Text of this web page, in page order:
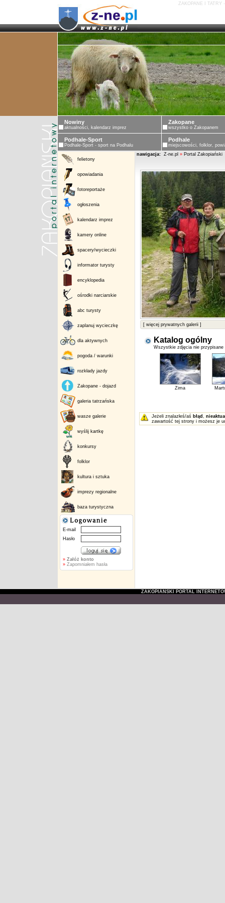
ZAKOPANE I TATRY
Nowiny
aktualności, kalendarz imprez
Zakopane
wszystko o Zakopanem
Podhale-Sport
Podhale-Sport - sport na Podhalu
Podhale
miejscowości, folklor,
felietony
opowiadania
fotoreportaże
ogłoszenia
kalendarz imprez
kamery online
spacery/wycieczki
informator turysty
encyklopedia
ośrodki narciarskie
abc turysty
zaplanuj wycieczkę
dla aktywnych
pogoda / warunki
rozkłady jazdy
Zakopane - dojazd
galeria tatrzańska
wasze galerie
wyślij kartkę
konkursy
folklor
kultura i sztuka
imprezy regionalne
baza turystyczna
E-mail
Hasło
» Załóż konto
»Zapomniałem hasła
nawigacja: Z-ne.pl » Portal Zakopiański
[ więcej prywatnych galerii ]
Katalog ogólny
Wszystkie zdjęcia nie
Zima
Jeżeli znalazłeś/aś błąd ,
zawartość tej strony i możesz je
ZAKOPIAŃSKI PORTAL